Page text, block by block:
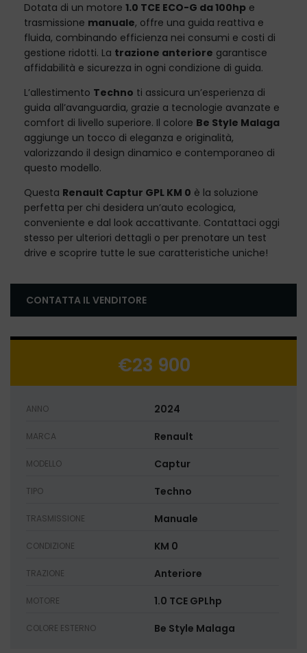
Dotata di un motore 1.0 TCE ECO-G da 100hp e
trasmissione manuale, offre una guida reattiva e
fluida, combinando efficienza nei consumi e costi di
gestione ridotti. La trazione anteriore garantisce
affidabilità e sicurezza in ogni condizione di guida.
L’allestimento Techno ti assicura un’esperienza di
guida all’avanguardia, grazie a tecnologie avanzate e
comfort di livello superiore. Il colore Be Style Malaga
aggiunge un tocco di eleganza e originalità,
valorizzando il design dinamico e contemporaneo di
questo modello.
Questa Renault Captur GPL KM 0 è la soluzione
perfetta per chi desidera un’auto ecologica,
conveniente e dal look accattivante. Contattaci oggi
stesso per ulteriori dettagli o per prenotare un test
drive e scoprire tutte le sue caratteristiche uniche!
CONTATTA IL VENDITORE
€23 900
ANNO 2024
MARCA Renault
MODELLO Captur
TIPO Techno
TRASMISSIONE Manuale
CONDIZIONE KM 0
TRAZIONE Anteriore
MOTORE 1.0 TCE GPLhp
COLORE ESTERNO Be Style Malaga